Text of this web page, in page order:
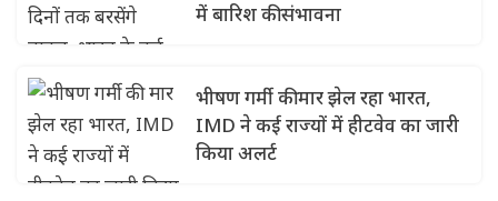
में बारिश की संभावना
भीषण गर्मी की मार झेल रहा भारत,
IMD ने कई राज्यों में हीटवेव का जारी
किया अलर्ट